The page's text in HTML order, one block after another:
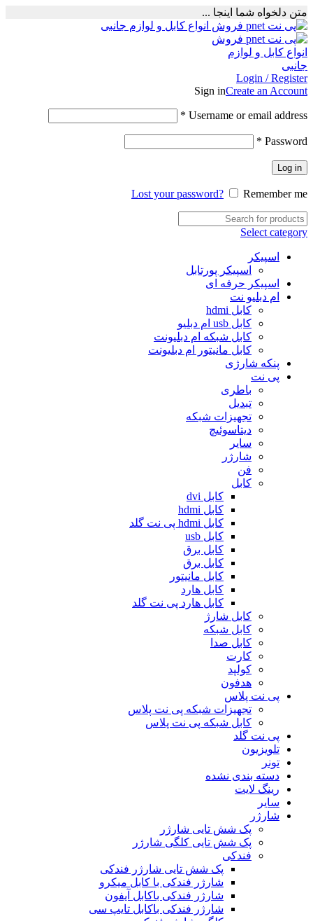
متن دلخواه شما اینجا ...
Login / Register
Sign inCreate an Account
Username or email address
*
Password
*
Log in
Lost your password? Remember me
Select category
اسپیکر
اسپیکر پورتابل
اسپیکر حرفه ای
ام دبلیو نت
کابل hdmi
کابل usb ام دبلیو
کابل شبکه ام دبلیونت
کابل مانیتور ام دبلیونت
پنکه شارژی
پی نت
باطری
تبدیل
تجهیزات شبکه
دیتاسوئیچ
سایر
شارژر
فن
کابل
کابل dvi
کابل hdmi
کابل hdmi پی نت گلد
کابل usb
کابل برق
کابل برق
کابل مانیتور
کابل هارد
کابل هارد پی نت گلد
کابل شارژ
کابل شبکه
کابل صدا
کارت
کولپد
هدفون
پی نت پلاس
تجهیزات شبکه پی نت پلاس
کابل شبکه پی نت پلاس
پی نت گلد
تلویزیون
تونر
دسته بندی نشده
رینگ لایت
سایر
شارژر
پک شش تایی شارژر
پک شش تایی کلگی شارژر
فندکی
پک شش تایی شارژر فندکی
شارژر فندکی با کابل میکرو
شارژر فندکی باکابل آیفون
شارژر فندکی باکابل تایپ سی